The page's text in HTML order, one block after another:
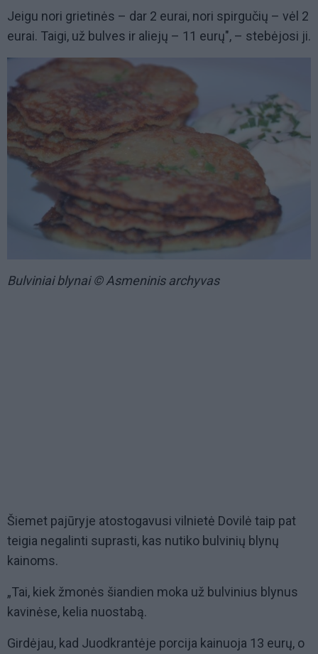
Jeigu nori grietinės – dar 2 eurai, nori spirgučių – vėl 2
eurai. Taigi, už bulves ir aliejų – 11 eurų", – stebėjosi ji.
Bulviniai blynai © Asmeninis archyvas
Šiemet pajūryje atostogavusi vilnietė Dovilė taip pat
teigia negalinti suprasti, kas nutiko bulvinių blynų
kainoms.
„Tai, kiek žmonės šiandien moka už bulvinius blynus
kavinėse, kelia nuostabą.
Girdėjau, kad Juodkrantėje porcija kainuoja 13 eurų, o